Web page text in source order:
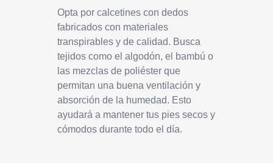
Opta por calcetines con dedos
fabricados con materiales
transpirables y de calidad. Busca
tejidos como el algodón, el bambú o
las mezclas de poliéster que
permitan una buena ventilación y
absorción de la humedad. Esto
ayudará a mantener tus pies secos y
cómodos durante todo el día.